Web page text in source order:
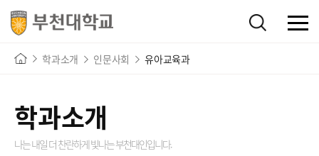
학과소개 인문사회 유아교육과
학과소개
나는 내일 더 찬란하게 빛나는부천대인입니다.